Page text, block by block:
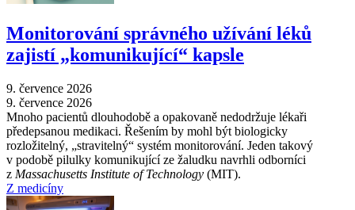
Monitorování správného užívání léků
zajistí „komunikující“ kapsle
9. července 2026
9. července 2026
Mnoho pacientů dlouhodobě a opakovaně nedodržuje lékaři
předepsanou medikaci. Řešením by mohl být biologicky
rozložitelný, „stravitelný“ systém monitorování. Jeden takový
v podobě pilulky komunikující ze žaludku navrhli odborníci
z Massachusetts Institute of Technology (MIT).
Z medicíny